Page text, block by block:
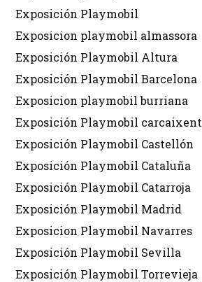
Exposición Playmobil
Exposicion playmobil almassora
Exposición Playmobil Altura
Exposición Playmobil Barcelona
Exposicion playmobil burriana
Exposición Playmobil carcaixent
Exposición Playmobil Castellón
Exposición Playmobil Cataluña
Exposición Playmobil Catarroja
Exposición Playmobil Madrid
Exposicion Playmobil Navarres
Exposición Playmobil Sevilla
Exposición Playmobil Torrevieja